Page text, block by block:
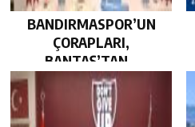
BANDIRMASPOR’UN
ÇORAPLARI,
BANTAŞ’TAN…